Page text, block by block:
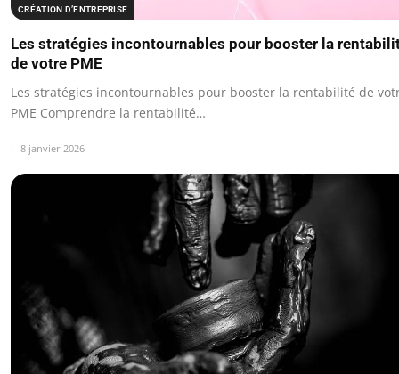
CRÉATION D’ENTREPRISE
Les stratégies incontournables pour booster la
de votre PME
Les stratégies incontournables pour booster la rentabilité de
PME Comprendre la rentabilité…
8 janvier 2026